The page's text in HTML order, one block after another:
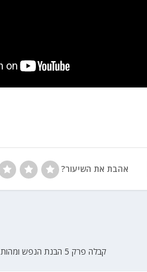
אהבת את השיעור?
קבלה פרק 5 הבנת הנפש ומהות הטחול הרב אורי זוהר והרב יצחק עמנואל